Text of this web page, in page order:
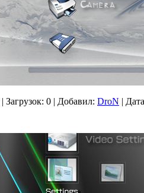
| Загрузок: 0 | Добавил: DroN |